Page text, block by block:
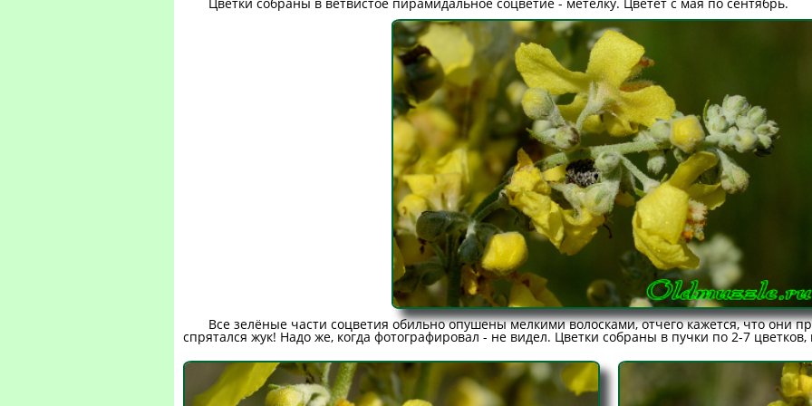
Все зелёные части соцветия обильно опушены мелкими волосками, отчего кажется, что они
спрятался жук! Надо же, когда фотографировал - не видел. Цветки собраны в пучки по 2-7